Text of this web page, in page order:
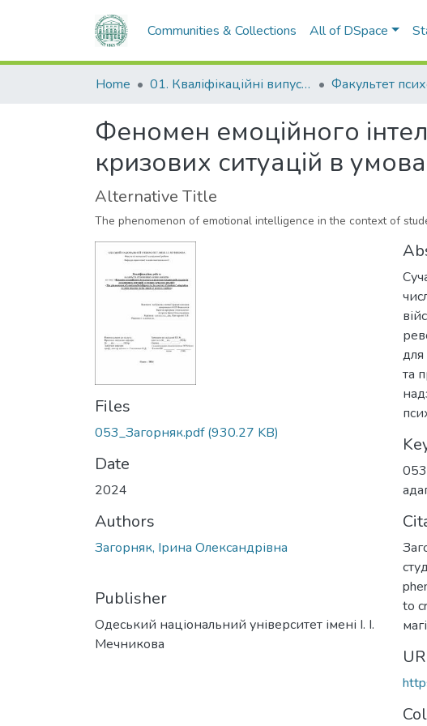
Communities & Collections All of DSpace
Home 01. Кваліфікаційні випускні роботи здобувачів вищої освіти
Феномен емоційного
кризових ситуацій в
Alternative Title
The phenomenon of emotional intelligence in the context of
Files
053_Загорняк.pdf(930.27 KB)
Date
2024
Authors
Загорняк, Ірина Олександрівна
Publisher
Одеський національний університет імені І. І.
Мечникова
для
та
053
to